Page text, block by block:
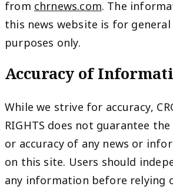
from chrnews.com. The
this news website is for
purposes only.
Accuracy of
While we strive for accuracy,
RIGHTS does not guarantee
or accuracy of any news or
on this site. Users should
any information before relying